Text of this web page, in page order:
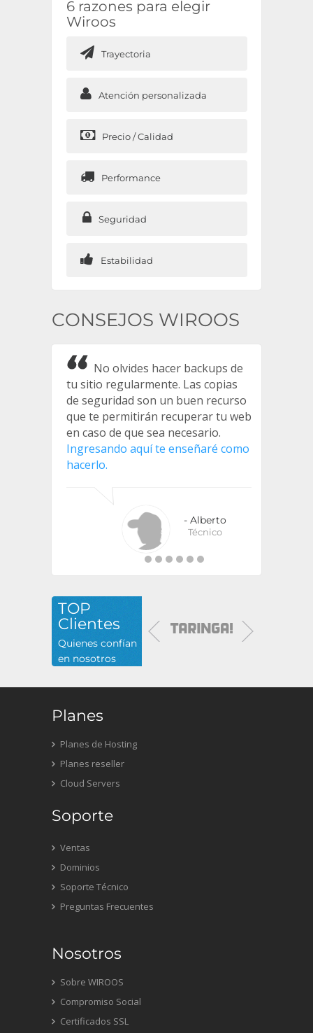
6 razones para elegir
Wiroos
Trayectoria
Atención personalizada
Precio / Calidad
Performance
Seguridad
Estabilidad
CONSEJOS WIROOS
No olvides hacer backups de
tu sitio regularmente. Las copias
de seguridad son un buen recurso
que te permitirán recuperar tu web
en caso de que sea necesario.
Ingresando aquí te enseñaré como
hacerlo.
- Alberto
Técnico
TOP
Clientes
Quienes confían
en nosotros
Planes
Planes de Hosting
Planes reseller
Cloud Servers
Soporte
Ventas
Dominios
Soporte Técnico
Preguntas Frecuentes
Nosotros
Sobre WIROOS
Compromiso Social
Certificados SSL